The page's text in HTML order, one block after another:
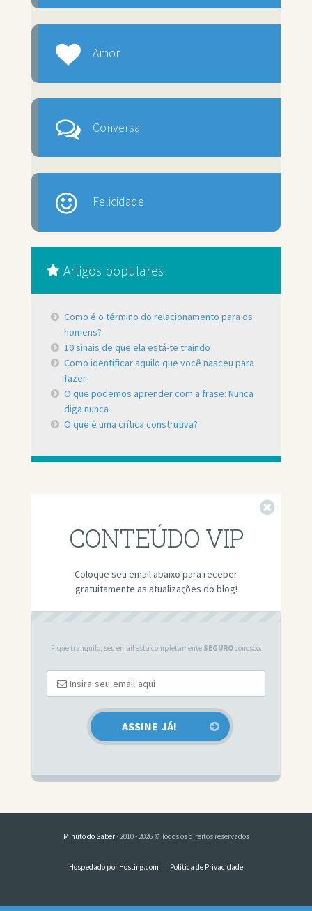
Amor
Conversa
Felicidade
Artigos populares
Como é o término do relacionamento para os
homens?
10 sinais de que ela está-te traindo
Como identificar aquilo que você nasceu para
fazer
O que podemos aprender com a frase: Nunca
diga nunca
O que é uma crítica construtiva?
CONTEÚDO VIP
Coloque seu email abaixo para receber
gratuitamente as atualizações do blog!
Fique tranquilo, seu email está completamente SEGUROconosco.
Minuto do Saber· 2010 - 2026 © Todos os direitos reservados
Hospedado por Hosting.com Política de Privacidade